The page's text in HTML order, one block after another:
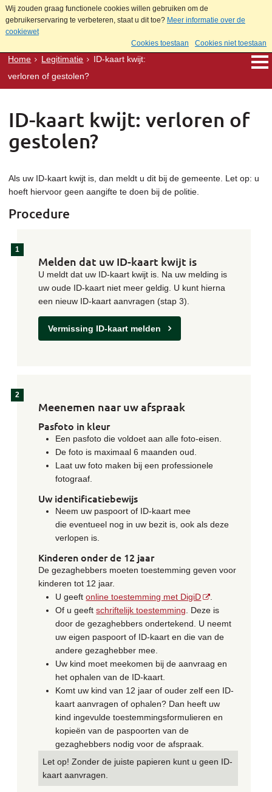
Wij zouden graag functionele cookies willen gebruiken om de
gebruikerservaring te verbeteren, staat u dit toe? Meer informatie over de
cookiewet
Cookies toestaan
Cookies niet toestaan
Home Legitimatie
ID-kaart kwijt:
verloren of gestolen?
ID-kaart kwijt: verloren of
gestolen?
Als uw ID-kaart kwijt is, dan meldt u dit bij de gemeente. Let op: u
hoeft hiervoor geen aangifte te doen bij de politie.
Procedure
Melden dat uw ID-kaart kwijt is
U meldt dat uw ID-kaart kwijt is. Na uw melding is
uw oude ID-kaart niet meer geldig. U kunt hierna
een nieuw ID-kaart aanvragen (stap 3).
Vermissing ID-kaart melden
Meenemen naar uw afspraak
Pasfoto in kleur
Een pasfoto die voldoet aan alle foto-eisen.
De foto is maximaal 6 maanden oud.
Laat uw foto maken bij een professionele
fotograaf.
Uw identificatiebewijs
Neem uw paspoort of ID-kaart mee
die eventueel nog in uw bezit is, ook als deze
verlopen is.
Kinderen onder de 12 jaar
De gezaghebbers moeten toestemming geven voor
kinderen tot 12 jaar.
U geeftonline toestemming met DigiD
.
Of u geeftschriftelijk toestemming. Deze is
door de gezaghebbers ondertekend. U neemt
uw eigen paspoort of ID-kaart en die van de
andere gezaghebber mee.
Uw kind moet meekomen bij de aanvraag en
het ophalen van de ID-kaart.
Komt uw kind van 12 jaar of ouder zelf een ID-
kaart aanvragen of ophalen? Dan heeft uw
kind ingevulde toestemmingsformulieren en
kopieën van de paspoorten van de
gezaghebbers nodig voor de afspraak.
Let op! Zonder de juiste papieren kunt u geen ID-
kaart aanvragen.